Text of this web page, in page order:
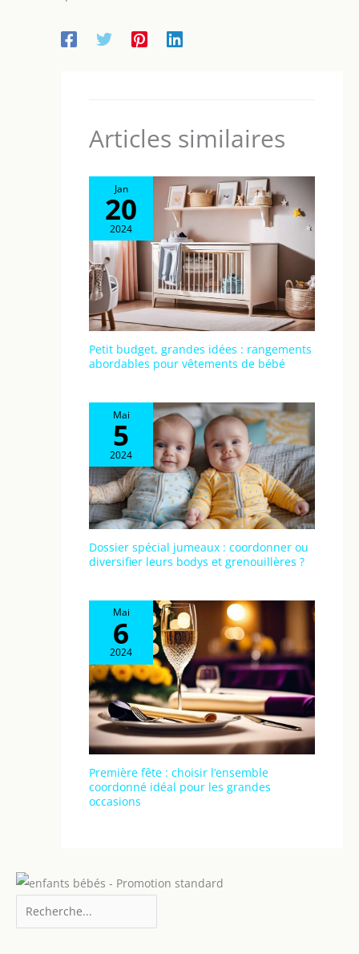
Articles similaires
Jan
20
2024
Petit budget, grandes idées : rangements
abordables pour vêtements de bébé
Mai
5
2024
Dossier spécial jumeaux : coordonner ou
diversifier leurs bodys et grenouillères ?
Mai
6
2024
Première fête : choisir l’ensemble
coordonné idéal pour les grandes
occasions